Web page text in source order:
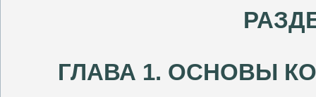
ГЛАВА 1. ОСНОВЫ